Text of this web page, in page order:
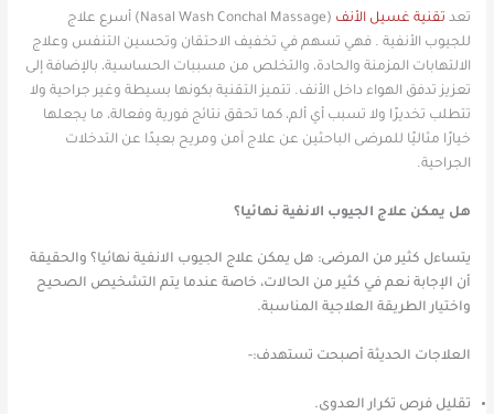
تعد تقنية غسيل الأنف
(Nasal Wash Conchal Massage) أسرع علاج
للجيوب الأنفية . فهي تسهم في تخفيف الاحتقان وتحسين التنفس وعلاج
الالتهابات المزمنة والحادة، والتخلص من مسببات الحساسية، بالإضافة إلى
تعزيز تدفق الهواء داخل الأنف. تتميز التقنية بكونها بسيطة وغير جراحية ولا
تتطلب تخديرًا ولا تسبب أي ألم، كما تحقق نتائج فورية وفعالة، ما يجعلها
خيارًا مثاليًا للمرضى الباحثين عن علاج آمن ومريح بعيدًا عن التدخلات
الجراحية.
هل يمكن علاج الجيوب الانفية نهائيا؟
يتساءل كثير من المرضى: هل يمكن علاج الجيوب الانفية نهائيا؟ والحقيقة
أن الإجابة نعم في كثير من الحالات، خاصة عندما يتم التشخيص الصحيح
واختيار الطريقة العلاجية المناسبة.
العلاجات الحديثة أصبحت تستهدف:-
تقليل فرص تكرار العدوى.